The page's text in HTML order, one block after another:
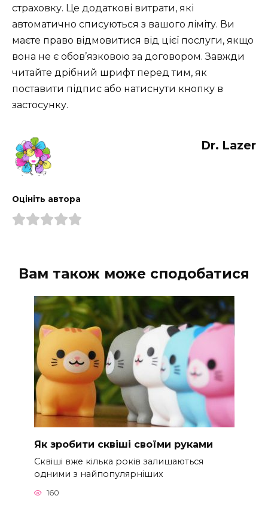
страховку. Це додаткові витрати, які
автоматично списуються з вашого ліміту. Ви
маєте право відмовитися від цієї послуги, якщо
вона не є обов’язковою за договором. Завжди
читайте дрібний шрифт перед тим, як
поставити підпис або натиснути кнопку в
застосунку.
Dr. Lazer
Оцініть автора
Вам також може сподобатися
Як зробити сквіші своїми руками
Сквіші вже кілька років залишаються
одними з найпопулярніших
160